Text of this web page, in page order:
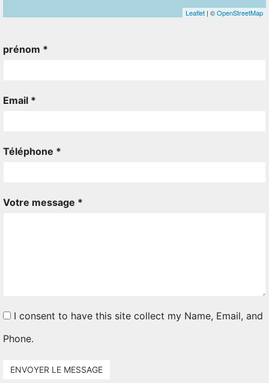
Leaflet | ©OpenStreetMap
prénom *
Email *
Téléphone *
Votre message *
I consent to have this site collect my Name, Email, and
Phone.
ENVOYER LE MESSAGE